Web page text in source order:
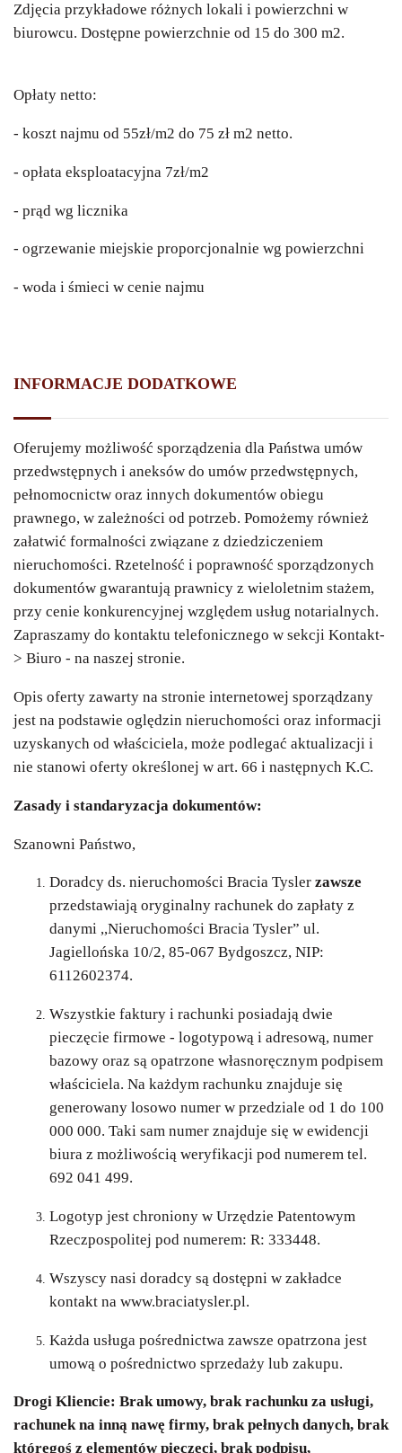
Zdjęcia przykładowe różnych lokali i powierzchni w
biurowcu. Dostępne powierzchnie od 15 do 300 m2.
Opłaty netto:
- koszt najmu od 55zł/m2 do 75 zł m2 netto.
- opłata eksploatacyjna 7zł/m2
- prąd wg licznika
- ogrzewanie miejskie proporcjonalnie wg powierzchni
- woda i śmieci w cenie najmu
INFORMACJE DODATKOWE
Oferujemy możliwość sporządzenia dla Państwa umów
przedwstępnych i aneksów do umów przedwstępnych,
pełnomocnictw oraz innych dokumentów obiegu
prawnego, w zależności od potrzeb. Pomożemy również
załatwić formalności związane z dziedziczeniem
nieruchomości. Rzetelność i poprawność sporządzonych
dokumentów gwarantują prawnicy z wieloletnim stażem,
przy cenie konkurencyjnej względem usług notarialnych.
Zapraszamy do kontaktu telefonicznego w sekcji Kontakt-
> Biuro - na naszej stronie.
Opis oferty zawarty na stronie internetowej sporządzany
jest na podstawie oględzin nieruchomości oraz informacji
uzyskanych od właściciela, może podlegać aktualizacji i
nie stanowi oferty określonej w art. 66 i następnych K.C.
Zasady i standaryzacja dokumentów:
Szanowni Państwo,
Doradcy ds. nieruchomości Bracia Tysler zawsze
przedstawiają oryginalny rachunek do zapłaty z
danymi ,,Nieruchomości Bracia Tysler” ul.
Jagiellońska 10/2, 85-067 Bydgoszcz, NIP:
6112602374.
Wszystkie faktury i rachunki posiadają dwie
pieczęcie firmowe - logotypową i adresową, numer
bazowy oraz są opatrzone własnoręcznym podpisem
właściciela. Na każdym rachunku znajduje się
generowany losowo numer w przedziale od 1 do 100
000 000. Taki sam numer znajduje się w ewidencji
biura z możliwością weryfikacji pod numerem tel.
692 041 499.
Logotyp jest chroniony w Urzędzie Patentowym
Rzeczpospolitej pod numerem: R: 333448.
Wszyscy nasi doradcy są dostępni w zakładce
kontakt na www.braciatysler.pl.
Każda usługa pośrednictwa zawsze opatrzona jest
umową o pośrednictwo sprzedaży lub zakupu.
Drogi Kliencie: Brak umowy, brak rachunku za usługi,
rachunek na inną nawę firmy, brak pełnych danych, brak
któregoś z elementów pieczęci, brak podpisu,